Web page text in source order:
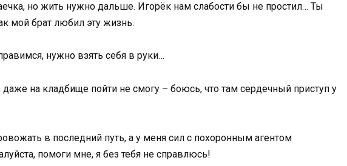
но жить нужно дальше. Игорёк нам слабости бы не простил… Ты
мой брат любил эту жизнь.
нужно взять себя в руки…
даже на кладбище пойти не смогу – боюсь, что там сердечный приступ у
в последний путь, а у меня сил с похоронным агентом
помоги мне, я без тебя не справлюсь!